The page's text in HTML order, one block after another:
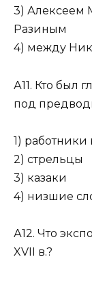
3) Алексеем
Разиным
4) между
А11. Кто был
под
1) работники
2) стрельцы
3) казаки
4) низшие
А12. Что
XVII в.?